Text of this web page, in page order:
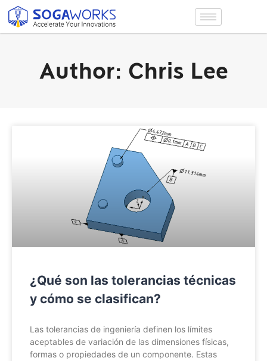
Author: Chris Lee
¿Qué son las tolerancias técnicas
y cómo se clasifican?
Las tolerancias de ingeniería definen los límites
aceptables de variación de las dimensiones físicas,
formas o propiedades de un componente. Estas